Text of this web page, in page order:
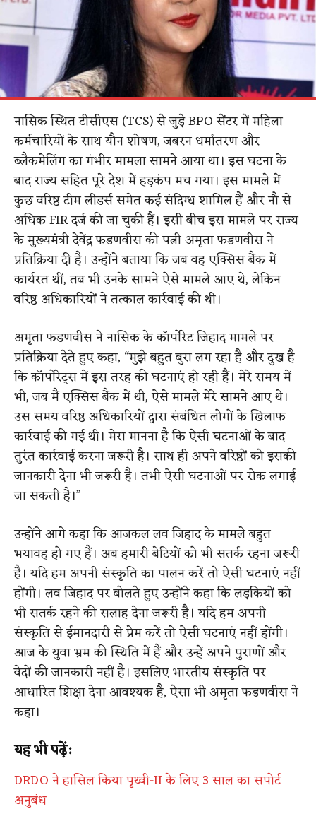
नासिक स्थित टीसीएस (TCS) से जुड़े BPO सेंटर में महिला
कर्मचारियों के साथ यौन शोषण, जबरन धर्मांतरण और
ब्लैकमेलिंग का गंभीर मामला सामने आया था। इस घटना के
बाद राज्य सहित पूरे देश में हड़कंप मच गया। इस मामले में
कुछ वरिष्ठ टीम लीडर्स समेत कई संदिग्ध शामिल हैं और नौ से
अधिक FIR दर्ज की जा चुकी हैं। इसी बीच इस मामले पर राज्य
के मुख्यमंत्री देवेंद्र फडणवीस की पत्नी अमृता फडणवीस ने
प्रतिक्रिया दी है। उन्होंने बताया कि जब वह एक्सिस बैंक में
कार्यरत थीं, तब भी उनके सामने ऐसे मामले आए थे, लेकिन
वरिष्ठ अधिकारियों ने तत्काल कार्रवाई की थी।
अमृता फडणवीस ने नासिक के कॉर्पोरेट जिहाद मामले पर
प्रतिक्रिया देते हुए कहा, “मुझे बहुत बुरा लग रहा है और दुख है
कि कॉर्पोरेट्स में इस तरह की घटनाएं हो रही हैं। मेरे समय में
भी, जब मैं एक्सिस बैंक में थी, ऐसे मामले मेरे सामने आए थे।
उस समय वरिष्ठ अधिकारियों द्वारा संबंधित लोगों के खिलाफ
कार्रवाई की गई थी। मेरा मानना है कि ऐसी घटनाओं के बाद
तुरंत कार्रवाई करना जरूरी है। साथ ही अपने वरिष्ठों को इसकी
जानकारी देना भी जरूरी है। तभी ऐसी घटनाओं पर रोक लगाई
जा सकती है।”
उन्होंने आगे कहा कि आजकल लव जिहाद के मामले बहुत
भयावह हो गए हैं। अब हमारी बेटियों को भी सतर्क रहना जरूरी
है। यदि हम अपनी संस्कृति का पालन करें तो ऐसी घटनाएं नहीं
होंगी। लव जिहाद पर बोलते हुए उन्होंने कहा कि लड़कियों को
भी सतर्क रहने की सलाह देना जरूरी है। यदि हम अपनी
संस्कृति से ईमानदारी से प्रेम करें तो ऐसी घटनाएं नहीं होंगी।
आज के युवा भ्रम की स्थिति में हैं और उन्हें अपने पुराणों और
वेदों की जानकारी नहीं है। इसलिए भारतीय संस्कृति पर
आधारित शिक्षा देना आवश्यक है, ऐसा भी अमृता फडणवीस ने
कहा।
यह भी पढ़ें:
DRDO ने हासिल किया पृथ्वी-II के लिए 3 साल का सपोर्ट
अनुबंध